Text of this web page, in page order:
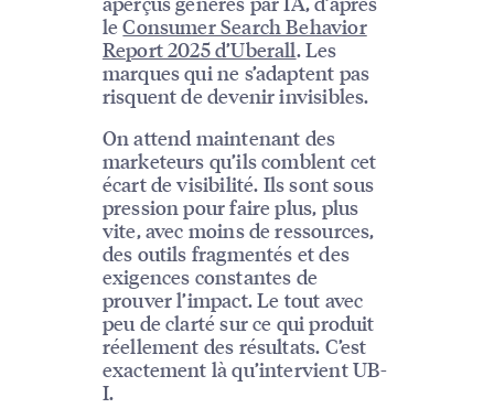
leConsumer Search Behavior
Report 2025 d’Uberall. Les
marques qui ne s’adaptent pas
risquent de devenir invisibles.
On attend maintenant des
marketeurs qu’ils comblent cet
écart de visibilité. Ils sont sous
pression pour faire plus, plus
vite, avec moins de ressources,
des outils fragmentés et des
exigences constantes de
prouver l’impact. Le tout avec
peu de clarté sur ce qui produit
réellement des résultats. C’est
exactement là qu’intervient UB-
I.